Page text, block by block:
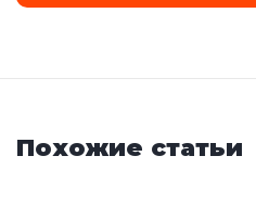
Похожие статьи